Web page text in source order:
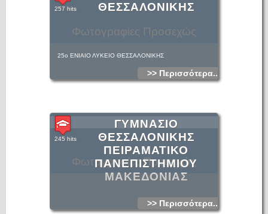
Φωτογραφίες Προσεχώς
ΘΕΣΣΑΛΟΝΙΚΗΣ
257 hits
25ο ΕΝΙΑΙΟ ΛΥΚΕΙΟ ΘΕΣΣΑΛΟΝΙΚΗΣ
>> Περισσότερα...
Φωτογραφίες Προσεχώς
ΓΥΜΝΑΣΙΟ
ΘΕΣΣΑΛΟΝΙΚΗΣ
ΠΕΙΡΑΜΑΤΙΚΟ
ΠΑΝΕΠΙΣΤΗΜΙΟΥ
ΜΑΚΕΔΟΝΙΑΣ
245 hits
>> Περισσότερα...